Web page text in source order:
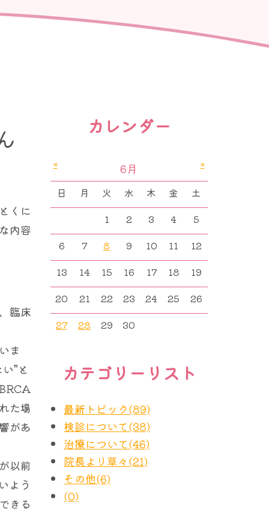
くに
内容
臨床
ま
”と
た場
があ
以前
よう
きる
カレンダー
« 6月 »
日 月 火 水 木 金
土
1
2 3 4
5
6
7 8 9 10 11
12
13
14 15 16 17 18
19
20
21 22 23 24 25
26
27
28 29 30
カテゴリーリスト
最新トピック(89)
検診について(38)
治療について(46)
院長より草々(21)
その他(6)
(0)